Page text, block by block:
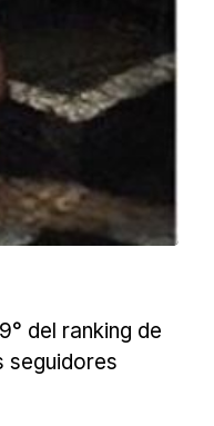
del ranking de
seguidores